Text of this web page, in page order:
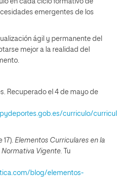
en cada ciclo formativo de
emergentes de los
ágil y permanente del
mejor a la realidad del
Recuperado el 4 de mayo de
curriculo/
17). Elementos Curriculares en la
Normativa Vigente. Tu
blog/elementos-